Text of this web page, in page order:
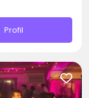
Profil